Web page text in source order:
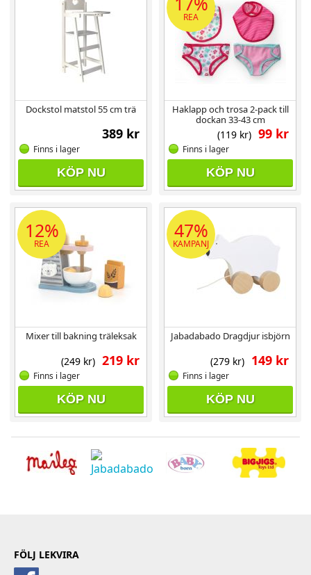
Dockstol matstol 55 cm trä
389 kr
Finns i lager
KÖP NU
REA
Haklapp och trosa 2-pack till
dockan 33-43 cm
99 kr
(119 kr)
Finns i lager
KÖP NU
12%
REA
Mixer till bakning träleksak
219 kr
(249 kr)
Finns i lager
KÖP NU
47%
KAMPANJ
Jabadabado Dragdjur isbjörn
149 kr
(279 kr)
Finns i lager
KÖP NU
FÖLJ LEKVIRA